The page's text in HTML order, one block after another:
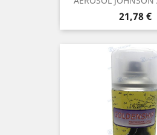
Prix
21,78 €